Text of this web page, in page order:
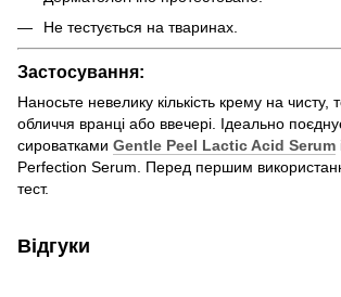
Не тестується на тваринах.
Застосування:
Наносьте невелику кількість крему на чисту,
обличчя вранці або ввечері. Ідеально
сироватками Gentle Peel Lactic Acid Serum
Perfection Serum. Перед першим
тест.
Відгуки